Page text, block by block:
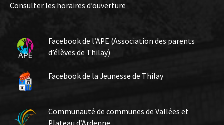
Consulter les horaires d’ouverture
Facebook de l’APE (Association des parents
d’élèves de Thilay)
Facebook de la Jeunesse de Thilay
Communauté de communes de Vallées et
Plateau d’Ardenne